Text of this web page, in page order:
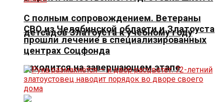
детсадов Златоуста к учебному году
находится на завершающем этапе
С полным сопровождением. Ветераны
СВО из Челябинской области и Златоуста
прошли лечение в специализированных
центрах Соцфонда